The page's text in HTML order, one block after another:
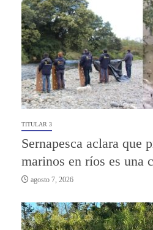
TITULAR 3
Sernapesca aclara que
marinos en ríos es una
agosto 7, 2026